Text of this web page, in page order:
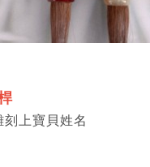
刻上寶貝姓名